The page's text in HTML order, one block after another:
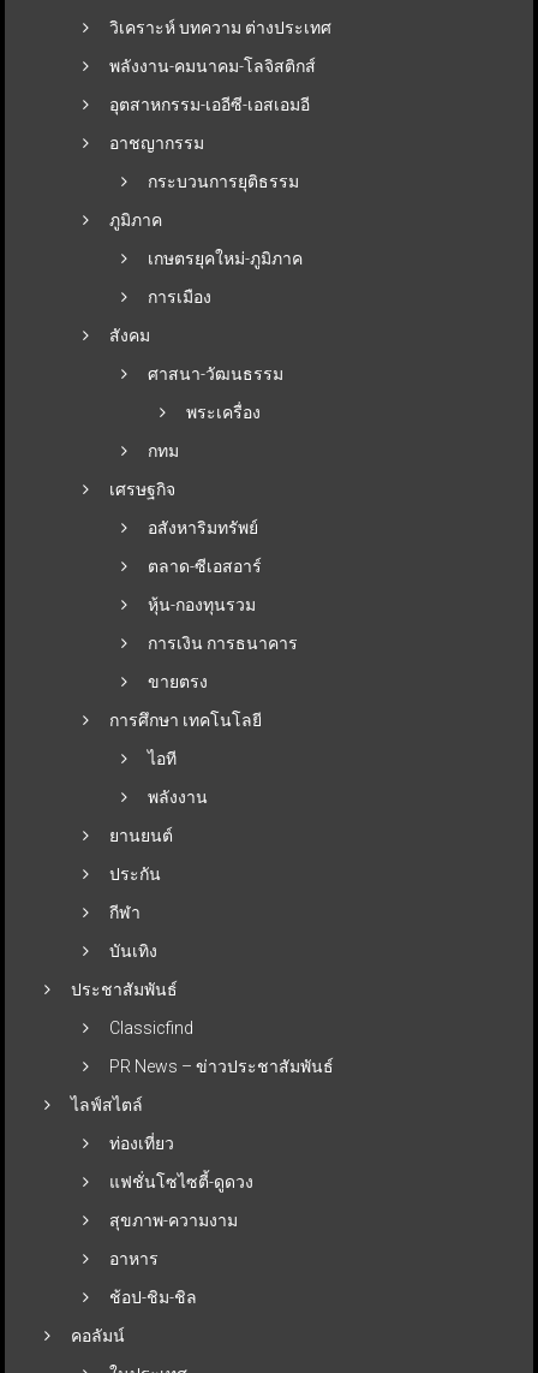
วิเคราะห์ บทความ ต่างประเทศ
พลังงาน-คมนาคม-โลจิสติกส์
อุตสาหกรรม-เออีซี-เอสเอมอี
อาชญากรรม
กระบวนการยุติธรรม
ภูมิภาค
เกษตรยุคใหม่-ภูมิภาค
การเมือง
สังคม
ศาสนา-วัฒนธรรม
พระเครื่อง
กทม
เศรษฐกิจ
อสังหาริมทรัพย์
ตลาด-ซีเอสอาร์
หุ้น-กองทุนรวม
การเงิน การธนาคาร
ขายตรง
การศึกษา เทคโนโลยี
ไอที
พลังงาน
ยานยนต์
ประกัน
กีฬา
บันเทิง
ประชาสัมพันธ์
Classicfind
PR News – ข่าวประชาสัมพันธ์
ไลฟ์สไตล์
ท่องเที่ยว
แฟชั่นโซไซตี้-ดูดวง
สุขภาพ-ความงาม
อาหาร
ช้อป-ชิม-ชิล
คอลัมน์